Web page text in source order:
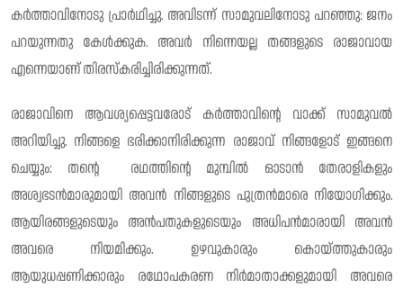
കർത്താവിനോടു പ്രാർഥിച്ചു. അവിടന്ന് സാമുവലിനോടു പറഞ്ഞു: ജനം
പറയുന്നതു കേൾക്കുക. അവർ നിന്നെയല്ല തങ്ങളുടെ രാജാവായ
എന്നെയാണ് തിരസ്കരിച്ചിരിക്കുന്നത്.
രാജാവിനെ ആവശ്യപ്പെട്ടവരോട് കർത്താവിന്റെ വാക്ക് സാമുവൽ
അറിയിച്ചു. നിങ്ങളെ ഭരിക്കാനിരിക്കുന്ന രാജാവ് നിങ്ങളോട് ഇങ്ങനെ
ചെയ്യും: തന്റെ രഥത്തിൻ്റെ മുമ്പിൽ ഓടാൻ തേരാളികളും
അശ്വഭടൻമാരുമായി അവൻ നിങ്ങളുടെ പുത്രൻമാരെ നിയോഗിക്കും.
ആയിരങ്ങളുടെയും അൻപതുകളുടെയും അധിപൻമാരായി അവൻ
അവരെ നിയമിക്കും. ഉഴവുകാരും കൊയ്ത്തുകാരും
ആയുധപ്പണിക്കാരും രഥോപകരണ നിർമാതാക്കളുമായി അവരെ